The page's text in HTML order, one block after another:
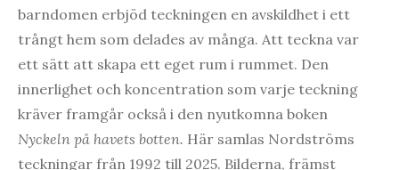
barndomen erbjöd teckningen en avskildhet i ett
trångt hem som delades av många. Att teckna var
ett sätt att skapa ett eget rum i rummet. Den
innerlighet och koncentration som varje teckning
kräver framgår också i den nyutkomna boken
Nyckeln på havets botten. Här samlas Nordströms
teckningar från 1992 till 2025. Bilderna, främst